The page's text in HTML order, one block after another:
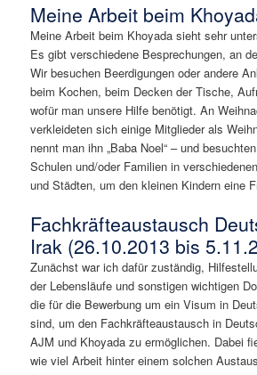
Meine Arbeit beim
Meine Arbeit beim Khoyada sieht sehr
Es gibt verschiedene Besprechungen, an
Wir besuchen Beerdigungen oder andere
beim Kochen, beim Decken der Tische,
wofür man unsere Hilfe benötigt. An
verkleideten sich einige Mitglieder als
nennt man ihn „Baba Noel“ – und
Schulen und/oder Familien in
und Städten, um den kleinen Kindern eine
Fachkräfteaustausch
Irak (26.10.2013 bis
Zunächst war ich dafür zuständig,
der Lebensläufe und sonstigen wichtigen
die für die Bewerbung um ein Visum in
sind, um den Fachkräfteaustausch in
AJM und Khoyada zu ermöglichen. Dabei
wie viel Arbeit hinter einem solchen